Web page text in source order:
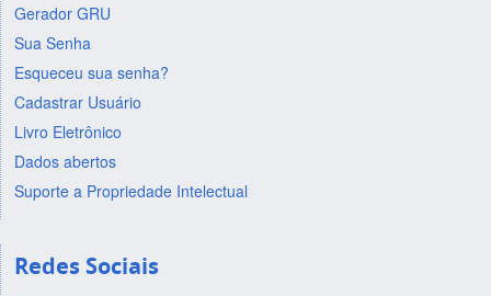
Gerador GRU
Sua Senha
Esqueceu sua senha?
Cadastrar Usuário
Livro Eletrônico
Dados abertos
Suporte a Propriedade Intelectual
Redes Sociais